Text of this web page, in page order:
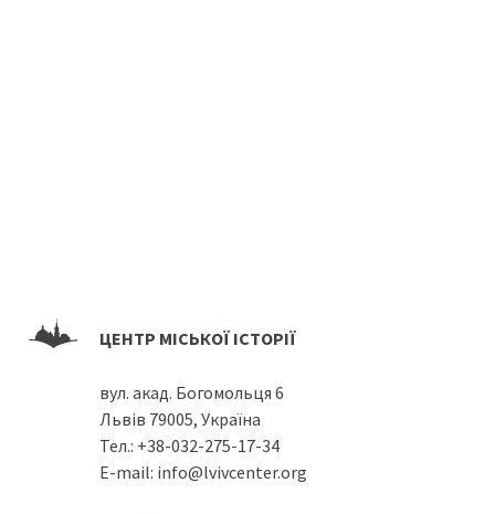
ЦЕНТР МІСЬКОЇ ІСТОРІЇ
вул. акад. Богомольця 6
Львів 79005, Україна
Тел.: +38-032-275-17-34
E-mail: info@lvivcenter.org